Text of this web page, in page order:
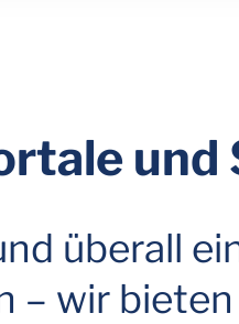
und
überall
– wir